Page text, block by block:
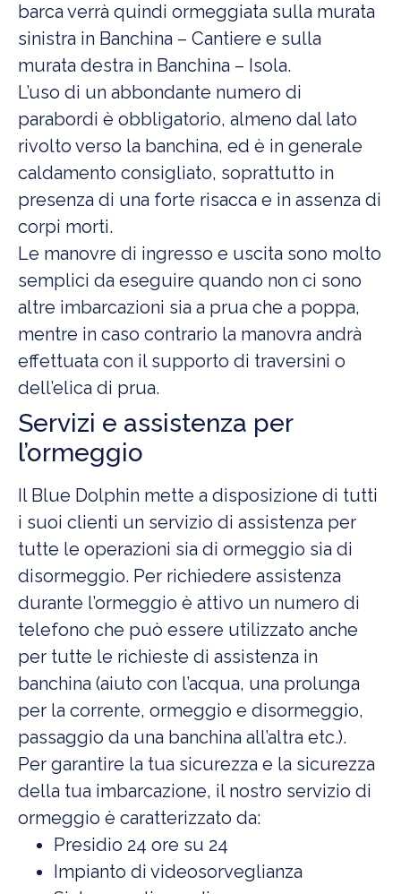
barca verrà quindi ormeggiata sulla murata
sinistra in Banchina – Cantiere e sulla
murata destra in Banchina – Isola.
L’uso di un abbondante numero di
parabordi è obbligatorio, almeno dal lato
rivolto verso la banchina, ed è in generale
caldamento consigliato, soprattutto in
presenza di una forte risacca e in assenza di
corpi morti.
Le manovre di ingresso e uscita sono molto
semplici da eseguire quando non ci sono
altre imbarcazioni sia a prua che a poppa,
mentre in caso contrario la manovra andrà
effettuata con il supporto di traversini o
dell’elica di prua.
Servizi e assistenza per
l’ormeggio
Il Blue Dolphin mette a disposizione di tutti
i suoi clienti un servizio di assistenza per
tutte le operazioni sia di ormeggio sia di
disormeggio. Per richiedere assistenza
durante l’ormeggio è attivo un numero di
telefono che può essere utilizzato anche
per tutte le richieste di assistenza in
banchina (aiuto con l’acqua, una prolunga
per la corrente, ormeggio e disormeggio,
passaggio da una banchina all’altra etc.).
Per garantire la tua sicurezza e la sicurezza
della tua imbarcazione, il nostro servizio di
ormeggio è caratterizzato da:
Presidio 24 ore su 24
Impianto di videosorveglianza